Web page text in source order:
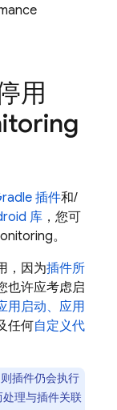
用
插件和/
库 ，您可
。
，因为插件所
也许应考虑启
用启动、应用
任何自定义代
插件仍会执行
理与插件关联